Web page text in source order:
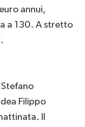
annui,
a 130. A stretto
Stefano
Filippo
Il